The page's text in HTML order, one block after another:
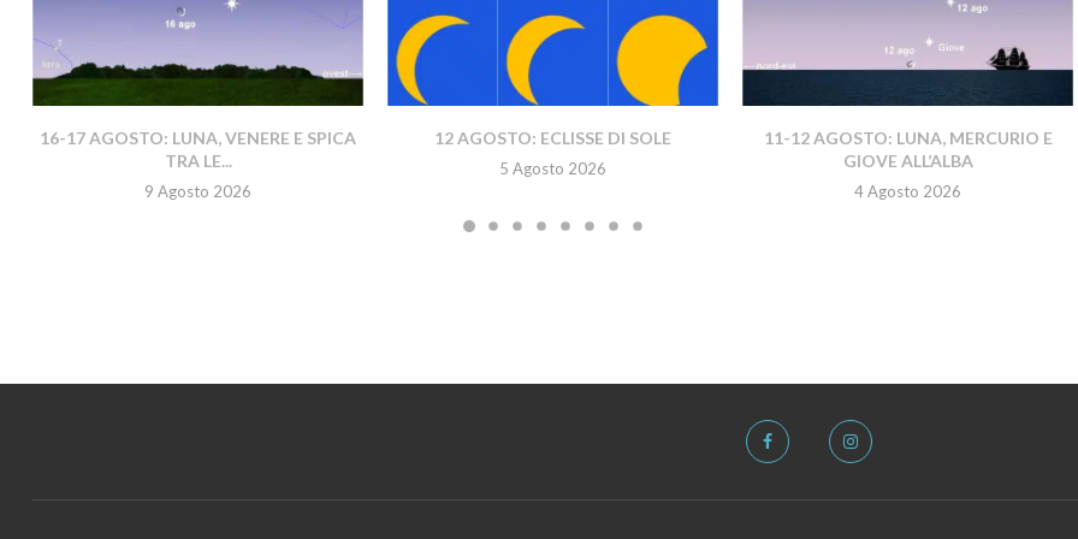
16-17 AGOSTO: LUNA, VENERE E SPICA
TRA LE...
9 Agosto 2026
12 AGOSTO: ECLISSE DI SOLE
5 Agosto 2026
11-12 AGOSTO: LUNA, MERCURIO E
GIOVE ALL’ALBA
4 Agosto 2026